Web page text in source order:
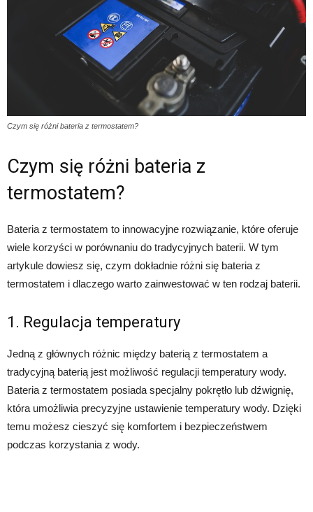
Czym się różni bateria z termostatem?
Czym się różni bateria z
termostatem?
Bateria z termostatem to innowacyjne rozwiązanie, które oferuje
wiele korzyści w porównaniu do tradycyjnych baterii. W tym
artykule dowiesz się, czym dokładnie różni się bateria z
termostatem i dlaczego warto zainwestować w ten rodzaj baterii.
1. Regulacja temperatury
Jedną z głównych różnic między baterią z termostatem a
tradycyjną baterią jest możliwość regulacji temperatury wody.
Bateria z termostatem posiada specjalny pokrętło lub dźwignię,
która umożliwia precyzyjne ustawienie temperatury wody. Dzięki
temu możesz cieszyć się komfortem i bezpieczeństwem
podczas korzystania z wody.